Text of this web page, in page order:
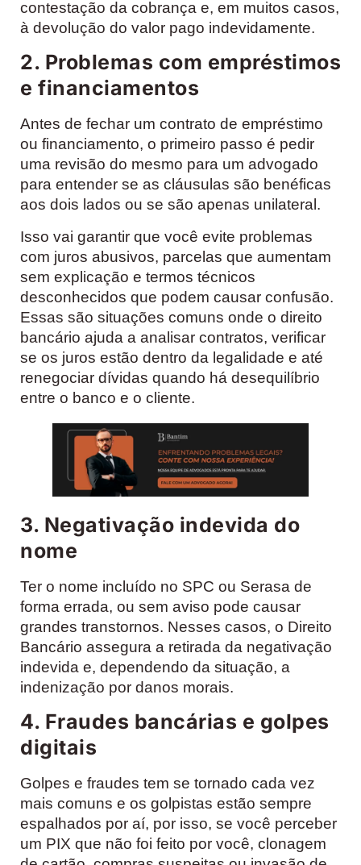
contestação da cobrança e, em muitos casos,
à devolução do valor pago indevidamente.
2. Problemas com empréstimos
e financiamentos
Antes de fechar um contrato de empréstimo
ou financiamento, o primeiro passo é pedir
uma revisão do mesmo para um advogado
para entender se as cláusulas são benéficas
aos dois lados ou se são apenas unilateral.
Isso vai garantir que você evite problemas
com juros abusivos, parcelas que aumentam
sem explicação e termos técnicos
desconhecidos que podem causar confusão.
Essas são situações comuns onde o direito
bancário ajuda a analisar contratos, verificar
se os juros estão dentro da legalidade e até
renegociar dívidas quando há desequilíbrio
entre o banco e o cliente.
3. Negativação indevida do
nome
Ter o nome incluído no SPC ou Serasa de
forma errada, ou sem aviso pode causar
grandes transtornos. Nesses casos, o Direito
Bancário assegura a retirada da negativação
indevida e, dependendo da situação, a
indenização por danos morais.
4. Fraudes bancárias e golpes
digitais
Golpes e fraudes tem se tornado cada vez
mais comuns e os golpistas estão sempre
espalhados por aí, por isso, se você perceber
um PIX que não foi feito por você, clonagem